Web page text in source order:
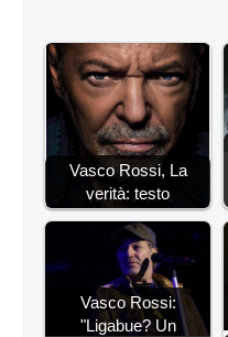
Vasco Rossi, La
verità: testo
Vasco Rossi:
"Ligabue? Un